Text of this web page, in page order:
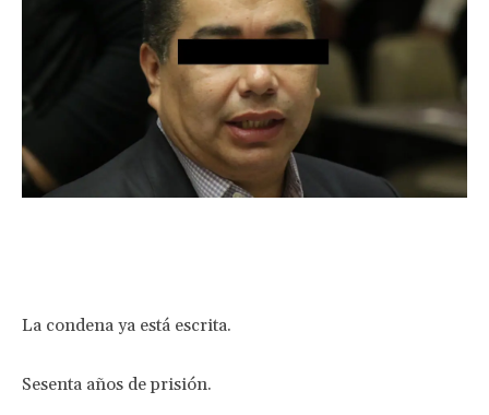
La condena ya está escrita.
Sesenta años de prisión.